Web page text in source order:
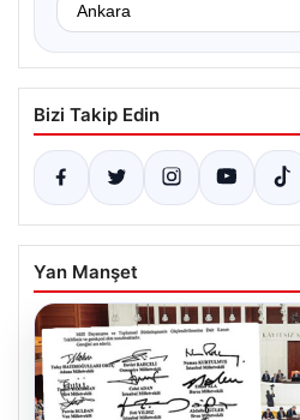
Bizi Takip Edin
Yan Manşet